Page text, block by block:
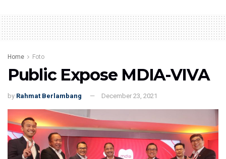
Home Foto
Public Expose MDIA-VIVA
by Rahmat Berlambang December 23, 2021